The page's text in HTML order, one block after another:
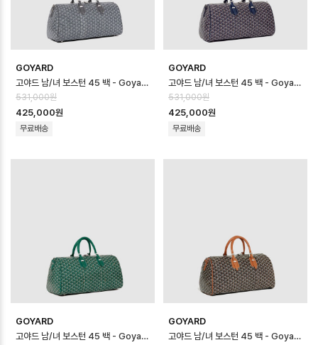
GOYARD
고야드 남/녀 보스턴 45 백 - Goyard Unisex Boston 45 Bag - g…
531,000원
425,000원
무료배송
GOYARD
고야드 남/녀 보스턴 45 백 - Goyard Unisex Boston 45 Bag - g…
531,000원
425,000원
무료배송
GOYARD
고야드 남/녀 보스턴 45 백 - Goyard Unisex Boston 45 Bag - g…
GOYARD
고야드 남/녀 보스턴 45 백 - Goyard Unisex Boston 45 Bag - g…